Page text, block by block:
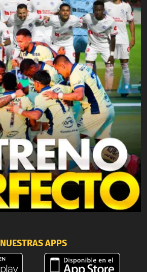
NUESTRAS APPS